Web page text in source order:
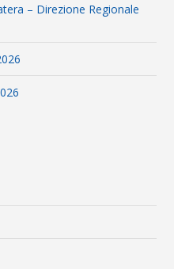
– Direzione Regionale